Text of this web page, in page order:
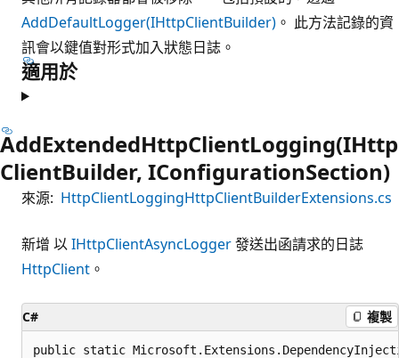
AddDefaultLogger(IHttpClientBuilder) 。 此方法記錄的資
訊會以鍵值對形式加入狀態日誌。
適用於
AddExtendedHttpClientLogging(IHttp
ClientBuilder, IConfigurationSection)
來源: HttpClientLoggingHttpClientBuilderExtensions.cs
新增 以IHttpClientAsyncLogger發送出函請求的日誌
HttpClient 。
C# 複製
public static